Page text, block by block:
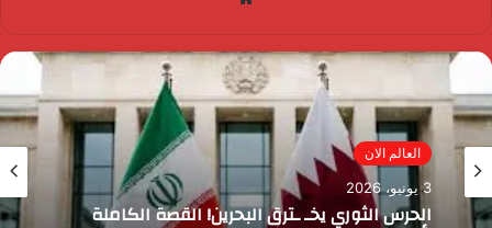
مصر الآن
رئيس الوزراء يقرر ضم مايا مرسي وزيرة التضامن